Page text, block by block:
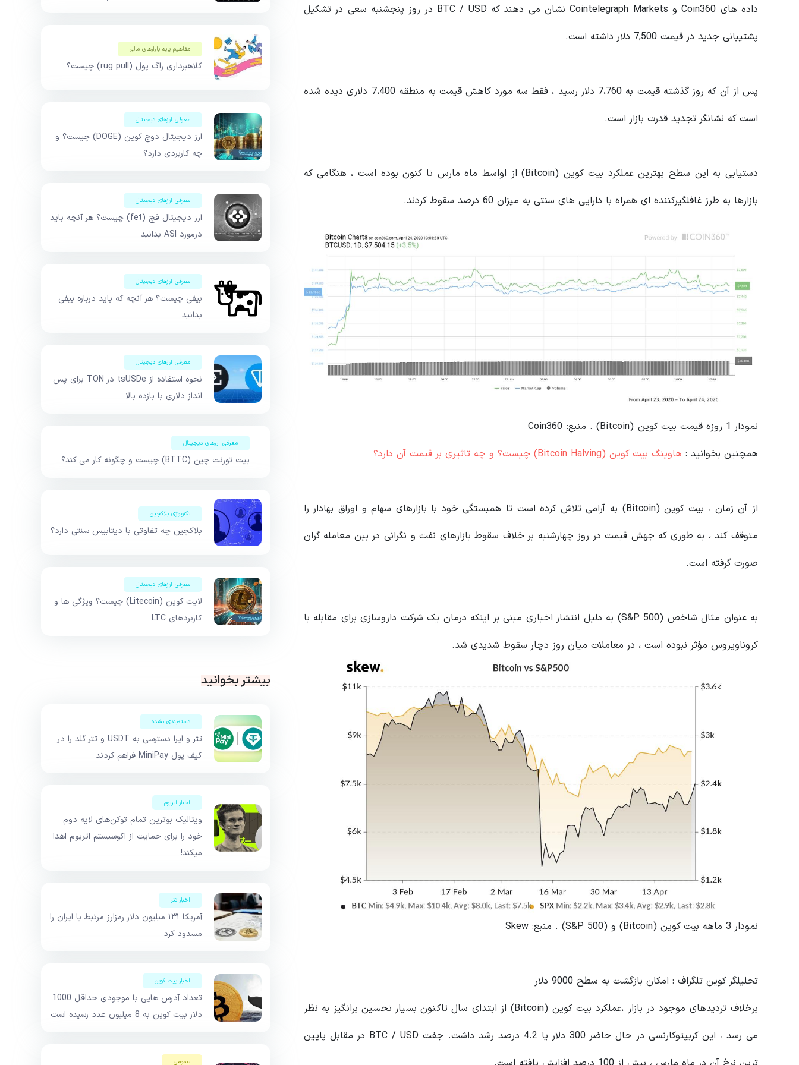
داده های Coin360 و Cointelegraph Markets نشان می دهند که BTC / USD در روز پنجشنبه سعی در تشکیل
پشتیبانی جدید در قیمت 7,500 دلار داشته است.
پس از آن که روز گذشته قیمت به 7،760 دلار رسید ، فقط سه مورد کاهش قیمت به منطقه 7،400 دلاری دیده شده
است که نشانگر تجدید قدرت بازار است.
دستیابی به این سطح بهترین عملکرد بیت کوین (Bitcoin) از اواسط ماه مارس تا کنون بوده است ، هنگامی که
بازارها به طرز غافلگیرکننده ای همراه با دارایی های سنتی به میزان 60 درصد سقوط کردند.
نمودار 1 روزه قیمت بیت کوین (Bitcoin) . منبع: Coin360
همچنین بخوانید : هاوینگ بیت کوین (Bitcoin Halving) چیست؟ و چه تاثیری بر قیمت آن دارد؟
از آن زمان ، بیت کوین (Bitcoin) به آرامی تلاش کرده است تا همبستگی خود با بازارهای سهام و اوراق بهادار را
متوقف کند ، به طوری که جهش قیمت در روز چهارشنبه بر خلاف سقوط بازارهای نفت و نگرانی در بین معامله گران
صورت گرفته است.
به عنوان مثال شاخص (S&P 500) به دلیل انتشار اخباری مبنی بر اینکه درمان یک شرکت داروسازی برای مقابله با
کروناویروس مؤثر نبوده است ، در معاملات میان روز دچار سقوط شدیدی شد.
نمودار 3 ماهه بیت کوین (Bitcoin) و (S&P 500) . منبع: Skew
تحلیلگر کوین تلگراف : امکان بازگشت به سطح 9000 دلار
برخلاف تردیدهای موجود در بازار ،عملکرد بیت کوین (Bitcoin) از ابتدای سال تاکنون بسیار تحسین برانگیز به نظر
می رسد ، این کریپتوکارنسی در حال حاضر 300 دلار یا 4.2 درصد رشد داشت. جفت BTC / USD در مقابل پایین
مفاهیم پایه بازار‌های مالی
کلاهبرداری راگ پول (rug pull) چیست؟
معرفی ارزهای دیجیتال
ارز دیجیتال دوج کوین (DOGE) چیست؟ و
چه کاربردی دارد؟
معرفی ارزهای دیجیتال
ارز دیجیتال فچ (fet) چیست؟ هر آنچه باید
درمورد ASI بدانید
معرفی ارزهای دیجیتال
بیفی چیست؟ هر آنچه که باید درباره بیفی
بدانید
معرفی ارزهای دیجیتال
نحوه استفاده از tsUSDe در TON برای پس
انداز دلاری با بازده بالا
معرفی ارزهای دیجیتال
بیت تورنت چین (BTTC) چیست و چگونه کار می کند؟
تکنولوژی بلاکچین
بلاکچین چه تفاوتی با دیتابیس سنتی دارد؟
معرفی ارزهای دیجیتال
لایت کوین (Litecoin) چیست؟ ویژگی ها و
کاربردهای LTC
بیشتر بخوانید
دسته‌بندی نشده
تتر و اپرا دسترسی به USDT و تتر گلد را در
کیف پول MiniPay فراهم کردند
اخبار اتریوم
ویتالیک بوترین تمام توکن‌های لایه دوم
خود را برای حمایت از اکوسیستم اتریوم اهدا
میکند!
اخبار تتر
آمریکا ۱۳۱ میلیون دلار رمزارز مرتبط با ایران را
مسدود کرد
اخبار بیت کوین
تعداد آدرس هایی با موجودی حداقل 1000
دلار بیت کوین به 8 میلیون عدد رسیده است
عمومی